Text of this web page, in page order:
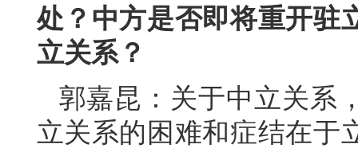
处？中方是否即将重开驻
立关系？
郭嘉昆：关于中立关系
立关系的困难和症结在于